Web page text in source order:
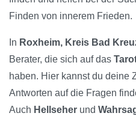
Finden von innerem Frieden.
In Roxheim, Kreis Bad
Berater, die sich auf das
haben. Hier kannst du deine
Antworten auf die Fragen
Auch Hellseher und